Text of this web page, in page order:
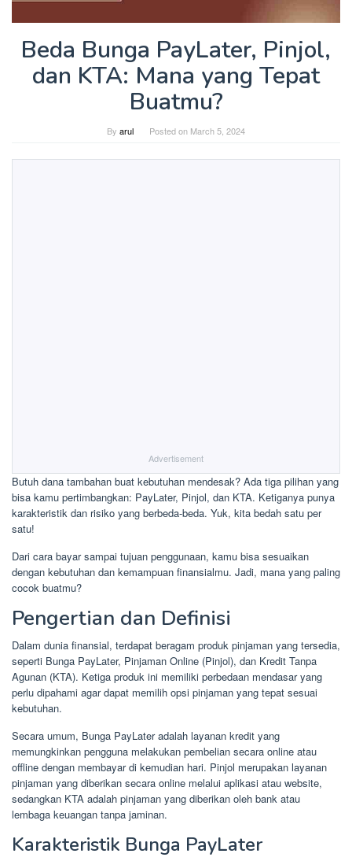
Beda Bunga PayLater, Pinjol,
dan KTA: Mana yang Tepat
Buatmu?
By arul Posted on March 5, 2024
Advertisement
Butuh dana tambahan buat kebutuhan mendesak? Ada tiga pilihan yang
bisa kamu pertimbangkan: PayLater, Pinjol, dan KTA. Ketiganya punya
karakteristik dan risiko yang berbeda-beda. Yuk, kita bedah satu per
satu!
Dari cara bayar sampai tujuan penggunaan, kamu bisa sesuaikan
dengan kebutuhan dan kemampuan finansialmu. Jadi, mana yang paling
cocok buatmu?
Pengertian dan Definisi
Dalam dunia finansial, terdapat beragam produk pinjaman yang tersedia,
seperti Bunga PayLater, Pinjaman Online (Pinjol), dan Kredit Tanpa
Agunan (KTA). Ketiga produk ini memiliki perbedaan mendasar yang
perlu dipahami agar dapat memilih opsi pinjaman yang tepat sesuai
kebutuhan.
Secara umum, Bunga PayLater adalah layanan kredit yang
memungkinkan pengguna melakukan pembelian secara online atau
offline dengan membayar di kemudian hari. Pinjol merupakan layanan
pinjaman yang diberikan secara online melalui aplikasi atau website,
sedangkan KTA adalah pinjaman yang diberikan oleh bank atau
lembaga keuangan tanpa jaminan.
Karakteristik Bunga PayLater